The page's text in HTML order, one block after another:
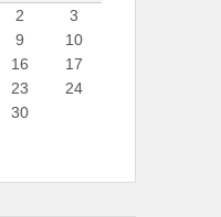
2
3
9
10
16
17
23
24
30